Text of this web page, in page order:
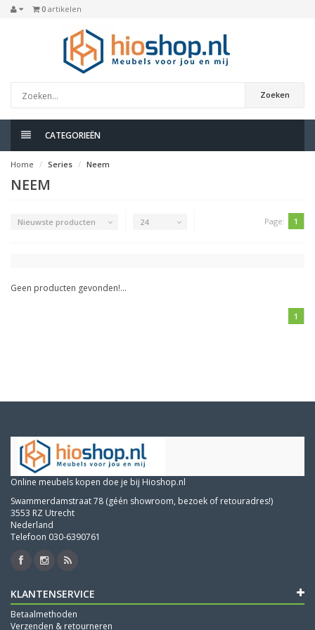
0 artikelen
Zoeken
CATEGORIEËN
Home Series Neem
NEEM
Nieuwste producten 24 Page: 1
Geen producten gevonden!...
1
Online meubels kopen doe je bij Hioshop.nl
Swammerdamstraat 78 (géén showroom, bezoek of retouradres!)
3553 RZ Utrecht
Nederland
Telefoon 030-6390761
KLANTENSERVICE
Betaalmethoden
Verzenden & retourneren